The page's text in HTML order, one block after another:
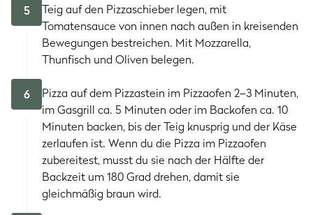
5
Teig auf den Pizzaschieber legen, mit
Tomatensauce von innen nach außen in kreisenden
Bewegungen bestreichen. Mit Mozzarella,
Thunfisch und Oliven belegen.
6
Pizza auf dem Pizzastein im Pizzaofen 2–3 Minuten,
im Gasgrill ca. 5 Minuten oder im Backofen ca. 10
Minuten backen, bis der Teig knusprig und der Käse
zerlaufen ist. Wenn du die Pizza im Pizzaofen
zubereitest, musst du sie nach der Hälfte der
Backzeit um 180 Grad drehen, damit sie
gleichmäßig braun wird.